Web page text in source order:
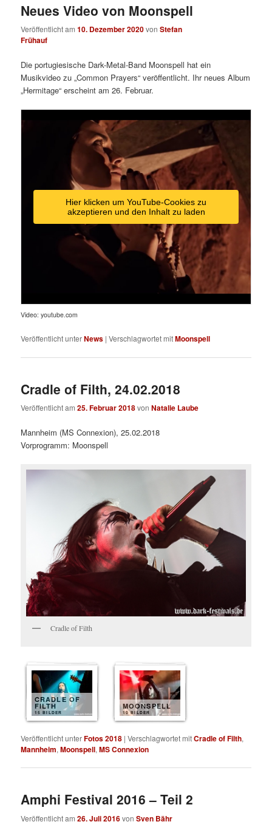
Neues Video von Moonspell
Veröffentlicht am10. Dezember 2020vonStefan
Frühauf
Die portugiesische Dark-Metal-Band Moonspell hat ein
Musikvideo zu „Common Prayers“ veröffentlicht. Ihr neues Album
„Hermitage“ erscheint am 26. Februar.
Hier klicken um YouTube-Cookies zu
akzeptieren und den Inhalt zu laden
Video: youtube.com
Veröffentlicht unterNews |Verschlagwortet mitMoonspell
Cradle of Filth, 24.02.2018
Veröffentlicht am25. Februar 2018vonNatalie Laube
Mannheim (MS Connexion), 25.02.2018
Vorprogramm: Moonspell
Cradle of Filth
CRADLE OF
FILTH
15 BILDER
MOONSPELL
10 BILDER
Veröffentlicht unterFotos 2018 |Verschlagwortet mitCradle of Filth,
Mannheim,Moonspell,MS Connexion
Amphi Festival 2016 – Teil 2
Veröffentlicht am26. Juli 2016vonSven Bähr